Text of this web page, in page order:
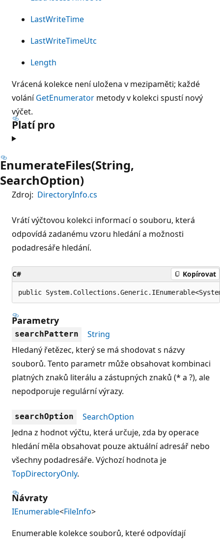
LastWriteTime
LastWriteTimeUtc
Length
Vrácená kolekce není uložena v mezipaměti; každé
voláníGetEnumerator metody v kolekci spustí nový
výčet.
Platí pro
EnumerateFiles(String,
SearchOption)
Zdroj: DirectoryInfo.cs
Vrátí výčtovou kolekci informací o souboru, která
odpovídá zadanému vzoru hledání a možnosti
podadresáře hledání.
C# Kopírovat
public
Parametry
searchPattern
String
Hledaný řetězec, který se má shodovat s názvy
souborů. Tento parametr může obsahovat kombinaci
platných znaků literálu a zástupných znaků (* a ?), ale
nepodporuje regulární výrazy.
searchOption
SearchOption
Jedna z hodnot výčtu, která určuje, zda by operace
hledání měla obsahovat pouze aktuální adresář nebo
všechny podadresáře. Výchozí hodnota je
TopDirectoryOnly.
Návraty
IEnumerable<FileInfo>
Enumerable kolekce souborů, které odpovídají